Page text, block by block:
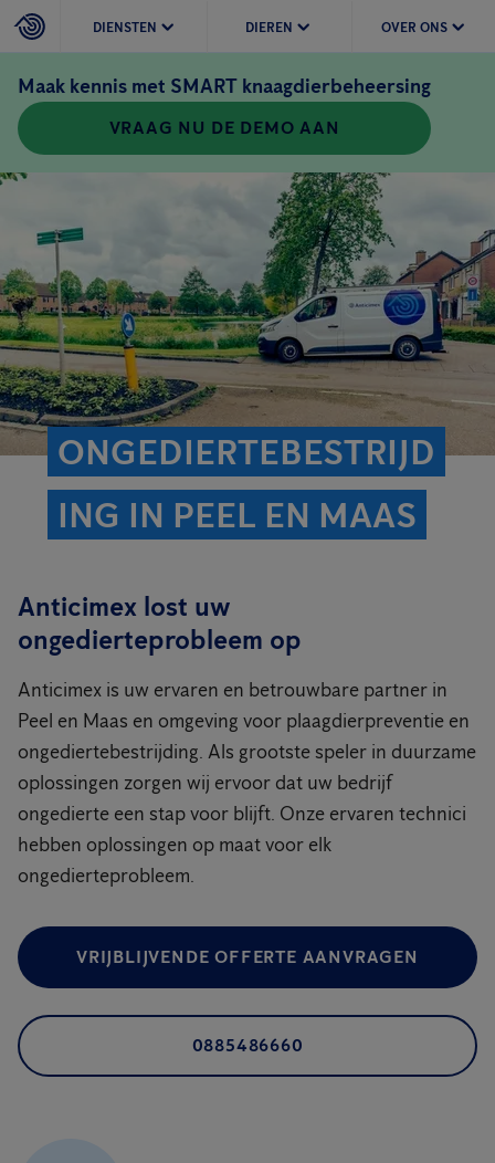
DIENSTEN DIEREN OVER ONS
Maak kennis met SMART knaagdierbeheersing
VRAAG NU DE DEMO AAN
ONGEDIERTEBESTRIJD
ING IN PEEL EN MAAS
Anticimex lost uw
ongedierteprobleem op
Anticimex is uw ervaren en betrouwbare partner in
Peel en Maas en omgeving voor plaagdierpreventie en
ongediertebestrijding. Als grootste speler in duurzame
oplossingen zorgen wij ervoor dat uw bedrijf
ongedierte een stap voor blijft. Onze ervaren technici
hebben oplossingen op maat voor elk
ongedierteprobleem.
VRIJBLIJVENDE OFFERTE AANVRAGEN
0885486660